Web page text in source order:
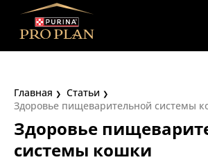
Главная
Статьи
Здоровье пищеварительной системы
Здоровье
системы кошки